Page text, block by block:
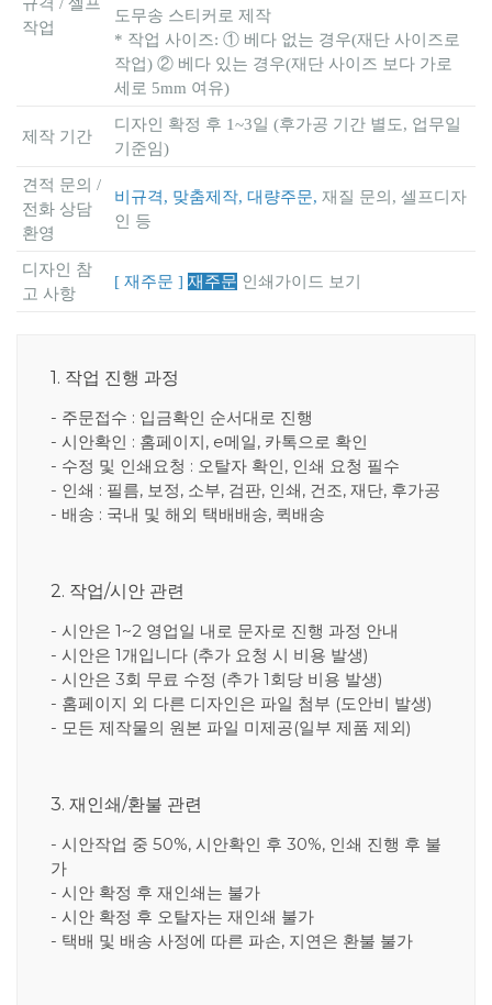
작업
도무송 스티커로 제작
* 작업 사이즈: ① 베다 없는 경우(재단 사이즈로
작업) ② 베다 있는 경우(재단 사이즈 보다 가로
세로 5mm 여유)
제작 기간
디자인 확정 후 1~3일 (후가공 기간 별도, 업무일
기준임)
견적 문의 /
전화 상담
환영
비규격, 맞춤제작, 대량주문, 재질 문의, 셀프디자
인 등
디자인 참
고 사항
[ 재주문 ] 재주문 인쇄가이드 보기
1. 작업 진행 과정
- 주문접수 : 입금확인 순서대로 진행
- 시안확인 : 홈페이지, e메일, 카톡으로 확인
- 수정 및 인쇄요청 : 오탈자 확인, 인쇄 요청 필수
- 인쇄 : 필름, 보정, 소부, 검판, 인쇄, 건조, 재단, 후가공
- 배송 : 국내 및 해외 택배배송, 퀵배송
2. 작업/시안 관련
- 시안은 1~2 영업일 내로 문자로 진행 과정 안내
- 시안은 1개입니다 (추가 요청 시 비용 발생)
- 시안은 3회 무료 수정 (추가 1회당 비용 발생)
- 홈페이지 외 다른 디자인은 파일 첨부 (도안비 발생)
- 모든 제작물의 원본 파일 미제공(일부 제품 제외)
3. 재인쇄/환불 관련
- 시안작업 중 50%, 시안확인 후 30%, 인쇄 진행 후 불
가
- 시안 확정 후 재인쇄는 불가
- 시안 확정 후 오탈자는 재인쇄 불가
- 택배 및 배송 사정에 따른 파손, 지연은 환불 불가